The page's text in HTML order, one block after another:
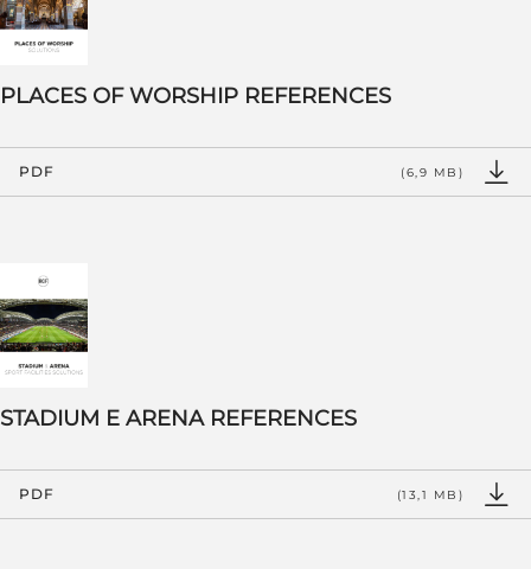
PLACES OF WORSHIP REFERENCES
PDF (6,9 MB)
STADIUM E ARENA REFERENCES
PDF (13,1 MB)